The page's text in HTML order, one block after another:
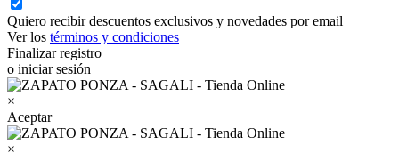
Quiero recibir descuentos exclusivos y novedades por email
Ver los términos y condiciones
Finalizar registro
o iniciar sesión
×
Aceptar
×